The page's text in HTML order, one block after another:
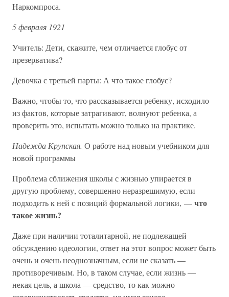
Наркомпроса.
5 февраля 1921
Учитель: Дети, скажите, чем отличается глобус от
презерватива?
Девочка с третьей парты: А что такое глобус?
Важно, чтобы то, что рассказывается ребенку, исходило
из фактов, которые затрагивают, волнуют ребенка, а
проверить это, испытать можно только на практике.
Надежда Крупская. О работе над новым учебником для
новой программы
Проблема сближения школы с жизнью упирается в
другую проблему, совершенно неразрешимую, если
подходить к ней с позиций формальной логики, —что
такое жизнь?
Даже при наличии тоталитарной, не подлежащей
обсуждению идеологии, ответ на этот вопрос может быть
очень и очень неоднозначным, если не сказать —
противоречивым. Но, в таком случае, если жизнь —
некая цель, а школа — средство, то как можно